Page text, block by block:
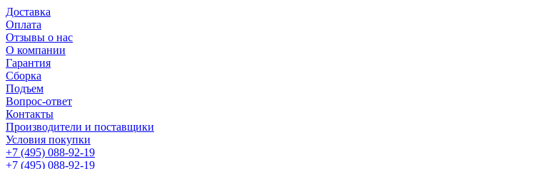
Доставка
Оплата
Отзывы о нас
О компании
Гарантия
Сборка
Подъем
Вопрос-ответ
Контакты
Производители и поставщики
Условия покупки
+7 (495) 088-92-19
+7 (495) 088-92-19